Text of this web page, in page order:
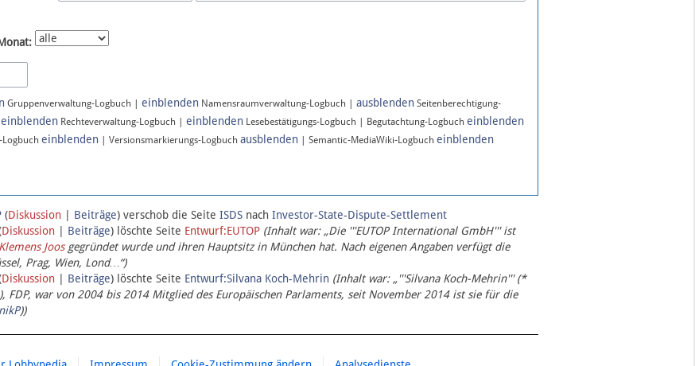
Gruppenverwaltung-Logbuch | einblenden Namensraumverwaltung-Logbuch | ausblenden Seitenberechtigung-
einblenden Rechteverwaltung-Logbuch | einblenden Lesebestätigungs-Logbuch | Begutachtung-Logbuch einblenden
einblenden | Versionsmarkierungs-Logbuch ausblenden | Semantic-MediaWiki-Logbuch einblenden
(Diskussion | Beiträge) verschob die Seite ISDS nach Investor-State-Dispute-Settlement
Diskussion | Beiträge) löschte Seite Entwurf:EUTOP (Inhalt war: „Die '''EUTOP International GmbH''' ist
Klemens Joosgegründet wurde und ihren Hauptsitz in München hat. Nach eigenen Angaben verfügt die
Prag, Wien, Lond…“)
Diskussion | Beiträge) löschte Seite Entwurf:Silvana Koch-Mehrin (Inhalt war: „'''Silvana Koch-Mehrin''' (*
FDP, war von 2004 bis 2014 Mitglied des Europäischen Parlaments, seit November 2014 ist sie für die
))